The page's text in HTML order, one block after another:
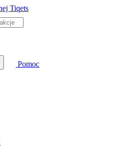
Pomoc